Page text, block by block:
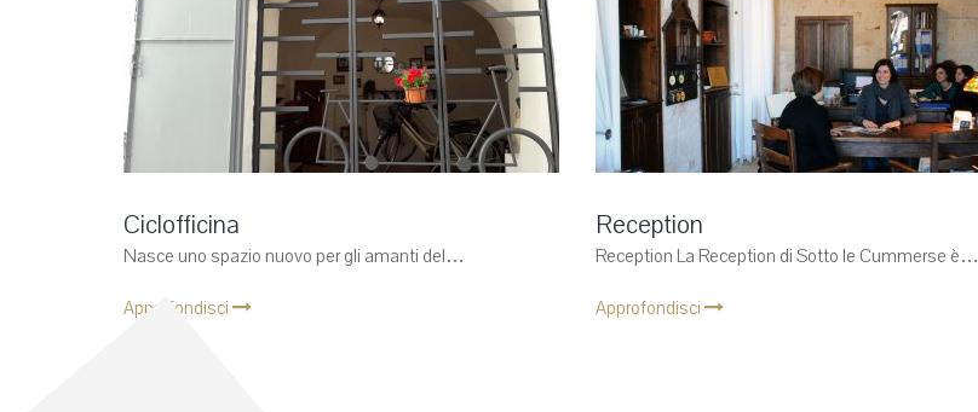
Ciclofficina
Nasce uno spazio nuovo per gli amanti del…
Approfondisci
Reception
Reception La Reception di Sotto le Cummerse è…
Approfondisci